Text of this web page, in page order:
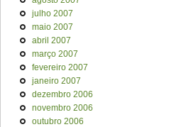
julho 2007
maio 2007
abril 2007
março 2007
fevereiro 2007
janeiro 2007
dezembro 2006
novembro 2006
outubro 2006